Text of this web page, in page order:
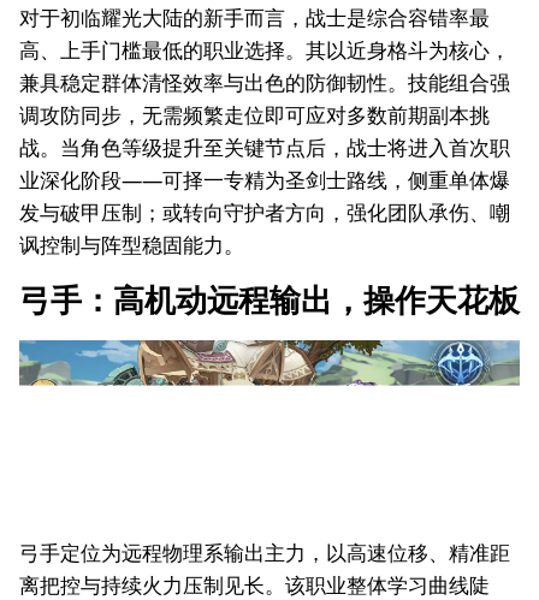
对于初临耀光大陆的新手而言，战士是综合容错率最
高、上手门槛最低的职业选择。其以近身格斗为核心，
兼具稳定群体清怪效率与出色的防御韧性。技能组合强
调攻防同步，无需频繁走位即可应对多数前期副本挑
战。当角色等级提升至关键节点后，战士将进入首次职
业深化阶段——可择一专精为圣剑士路线，侧重单体爆
发与破甲压制；或转向守护者方向，强化团队承伤、嘲
讽控制与阵型稳固能力。
弓手：高机动远程输出，操作天花板
弓手定位为远程物理系输出主力，以高速位移、精准距
离把控与持续火力压制见长。该职业整体学习曲线陡